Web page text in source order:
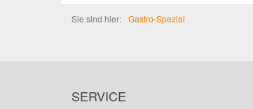
Sie sind hier: Gastro-Spezial
SERVICE